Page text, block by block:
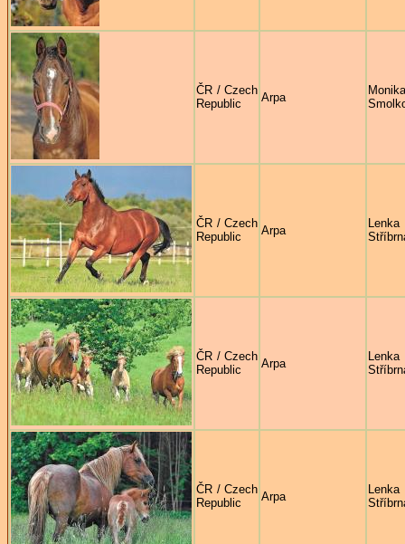
ČR / Czech
Republic
Arpa
Monika
ČR / Czech
Republic
Arpa
Lenka
ČR / Czech
Republic
Arpa
Lenka
ČR / Czech
Republic
Arpa
Lenka